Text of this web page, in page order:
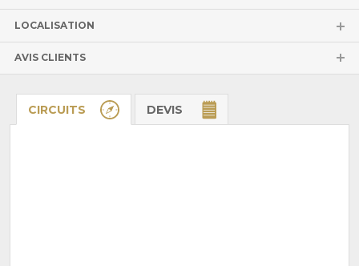
LOCALISATION
AVIS CLIENTS
CIRCUITS DEVIS